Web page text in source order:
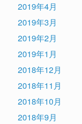
2019年4月
2019年3月
2019年2月
2019年1月
2018年12月
2018年11月
2018年10月
2018年9月